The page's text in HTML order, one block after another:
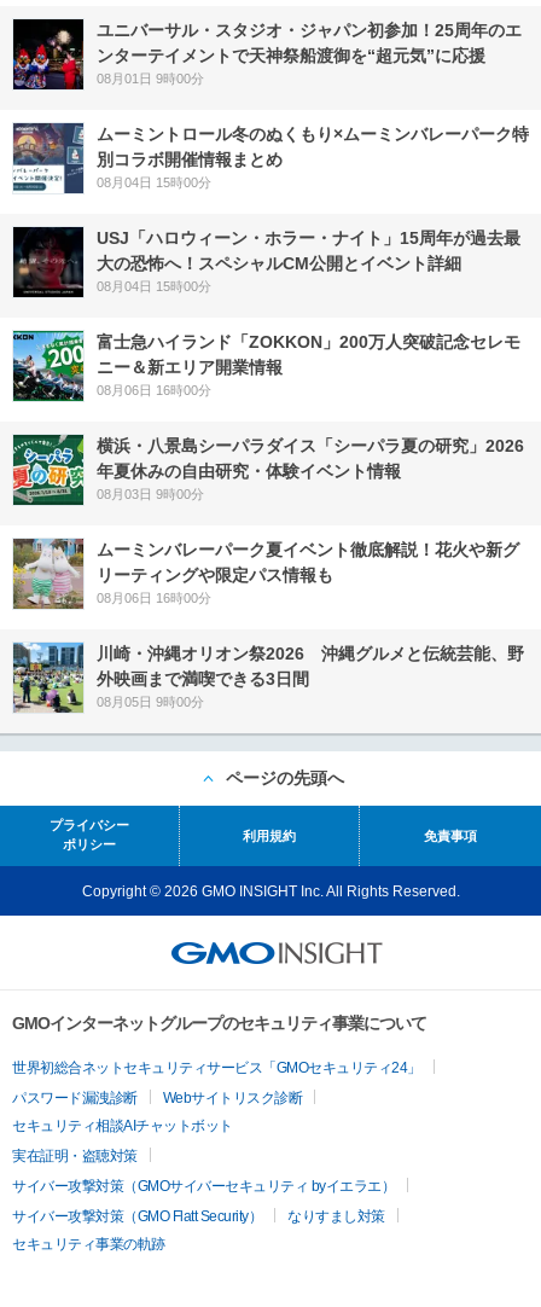
ユニバーサル・スタジオ・ジャパン初参加！25周年のエ
ンターテイメントで天神祭船渡御を“超元気”に応援
08月01日 9時00分
ムーミントロール冬のぬくもり×ムーミンバレーパーク特
別コラボ開催情報まとめ
08月04日 15時00分
USJ「ハロウィーン・ホラー・ナイト」15周年が過去最
大の恐怖へ！スペシャルCM公開とイベント詳細
08月04日 15時00分
富士急ハイランド「ZOKKON」200万人突破記念セレモ
ニー＆新エリア開業情報
08月06日 16時00分
横浜・八景島シーパラダイス「シーパラ夏の研究」2026
年夏休みの自由研究・体験イベント情報
08月03日 9時00分
ムーミンバレーパーク夏イベント徹底解説！花火や新グ
リーティングや限定パス情報も
08月06日 16時00分
川崎・沖縄オリオン祭2026 沖縄グルメと伝統芸能、野
外映画まで満喫できる3日間
08月05日 9時00分
ページの先頭へ
プライバシー
ポリシー
利用規約 免責事項
Copyright © 2026 GMO INSIGHT Inc. All Rights Reserved.
GMOインターネットグループのセキュリティ事業について
世界初総合ネットセキュリティサービス「GMOセキュリティ24」
パスワード漏洩診断
Webサイトリスク診断
セキュリティ相談AIチャットボット
実在証明・盗聴対策
サイバー攻撃対策（GMOサイバーセキュリティ byイエラエ）
サイバー攻撃対策（GMO Flatt Security）
なりすまし対策
セキュリティ事業の軌跡